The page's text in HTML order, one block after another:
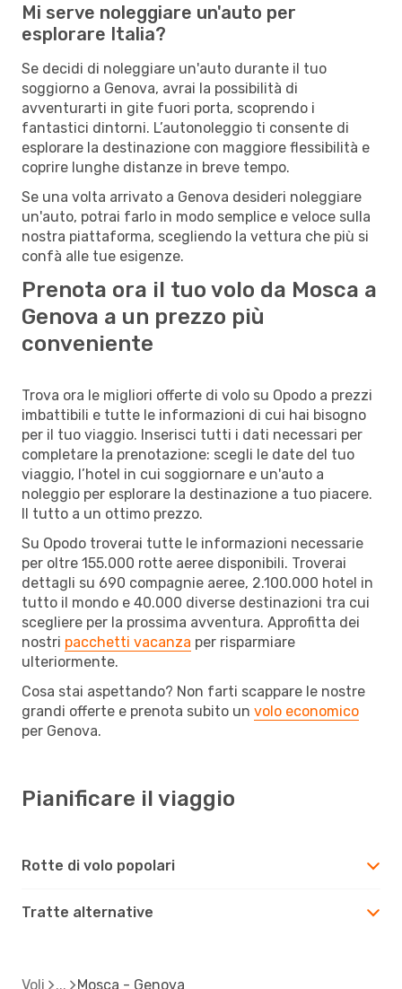
Mi serve noleggiare un'auto per
esplorare Italia?
Se decidi di noleggiare un'auto durante il tuo
soggiorno a Genova, avrai la possibilità di
avventurarti in gite fuori porta, scoprendo i
fantastici dintorni. L’autonoleggio ti consente di
esplorare la destinazione con maggiore flessibilità e
coprire lunghe distanze in breve tempo.
Se una volta arrivato a Genova desideri noleggiare
un'auto, potrai farlo in modo semplice e veloce sulla
nostra piattaforma, scegliendo la vettura che più si
confà alle tue esigenze.
Prenota ora il tuo volo da Mosca a
Genova a un prezzo più
conveniente
Trova ora le migliori offerte di volo su Opodo a prezzi
imbattibili e tutte le informazioni di cui hai bisogno
per il tuo viaggio. Inserisci tutti i dati necessari per
completare la prenotazione: scegli le date del tuo
viaggio, l’hotel in cui soggiornare e un'auto a
noleggio per esplorare la destinazione a tuo piacere.
Il tutto a un ottimo prezzo.
Su Opodo troverai tutte le informazioni necessarie
per oltre 155.000 rotte aeree disponibili. Troverai
dettagli su 690 compagnie aeree, 2.100.000 hotel in
tutto il mondo e 40.000 diverse destinazioni tra cui
scegliere per la prossima avventura. Approfitta dei
nostri pacchetti vacanza per risparmiare
ulteriormente.
Cosa stai aspettando? Non farti scappare le nostre
grandi offerte e prenota subito un volo economico
per Genova.
Pianificare il viaggio
Rotte di volo popolari
Tratte alternative
Voli Mosca - Genova